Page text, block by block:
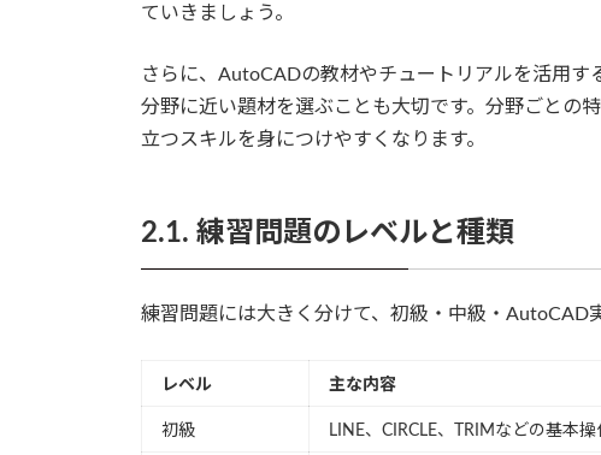
ていきましょう。
さらに、AutoCADの教材やチュートリアルを活用
分野に近い題材を選ぶことも大切です。分野ごとの
立つスキルを身につけやすくなります。
2.1. 練習問題のレベルと種類
練習問題には大きく分けて、初級・中級・AutoCAD
レベル 主な内容
初級 LINE、CIRCLE、TRIMなどの基本操